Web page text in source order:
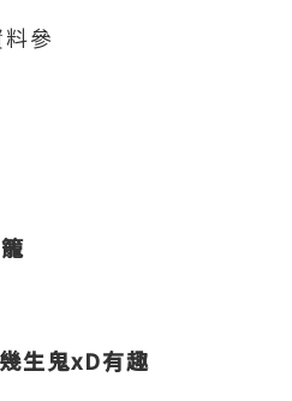
參
幾生鬼xD有趣